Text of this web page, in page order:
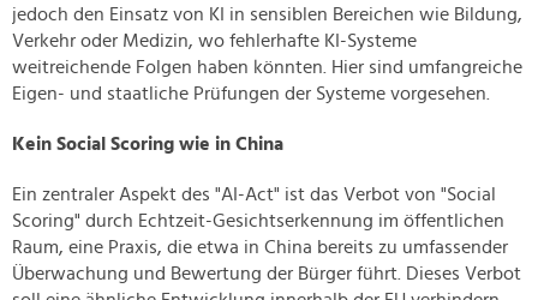
jedoch den Einsatz von KI in sensiblen Bereichen wie Bildung,
Verkehr oder Medizin, wo fehlerhafte KI-Systeme
weitreichende Folgen haben könnten. Hier sind umfangreiche
Eigen- und staatliche Prüfungen der Systeme vorgesehen.
Kein Social Scoring wie in China
Ein zentraler Aspekt des "AI-Act" ist das Verbot von "Social
Scoring" durch Echtzeit-Gesichtserkennung im öffentlichen
Raum, eine Praxis, die etwa in China bereits zu umfassender
Überwachung und Bewertung der Bürger führt. Dieses Verbot